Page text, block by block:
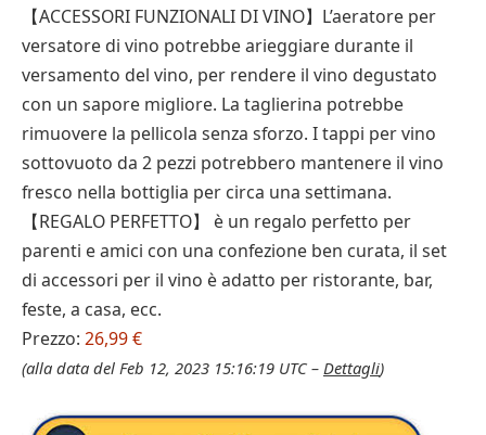
【ACCESSORI FUNZIONALI DI VINO】L’aeratore per
versatore di vino potrebbe arieggiare durante il
versamento del vino, per rendere il vino degustato
con un sapore migliore. La taglierina potrebbe
rimuovere la pellicola senza sforzo. I tappi per vino
sottovuoto da 2 pezzi potrebbero mantenere il vino
fresco nella bottiglia per circa una settimana.
【REGALO PERFETTO】 è un regalo perfetto per
parenti e amici con una confezione ben curata, il set
di accessori per il vino è adatto per ristorante, bar,
feste, a casa, ecc.
Prezzo: 26,99 €
(alla data del Feb 12, 2023 15:16:19 UTC – Dettagli)